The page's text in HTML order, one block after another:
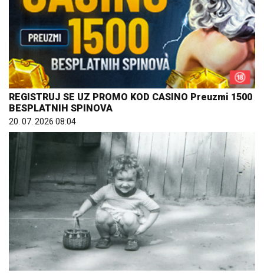
REGISTRUJ SE UZ PROMO KOD CASINO Preuzmi 1500
BESPLATNIH SPINOVA
20. 07. 2026 08:04